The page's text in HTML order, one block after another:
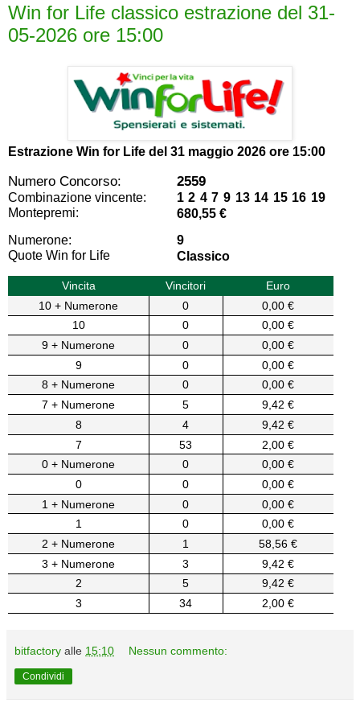
Win for Life classico estrazione del 31-
05-2026 ore 15:00
Estrazione Win for Life del 31 maggio 2026 ore 15:00
Numero Concorso: 2559
Combinazione vincente:
1 2 4 7 9 13 14 15 16 19
Montepremi:
680,55 €
Numerone:
9
Quote Win for Life
Classico
Vincita Vincitori
Euro
10 + Numerone
0
0,00 €
10
0
0,00 €
9 + Numerone
0
0,00 €
9
0
0,00 €
8 + Numerone
0
0,00 €
7 + Numerone
5
9,42 €
8
4
9,42 €
7
53
2,00 €
0 + Numerone
0
0,00 €
0
0
0,00 €
1 + Numerone
0
0,00 €
1
0
0,00 €
2 + Numerone
1
58,56 €
3 + Numerone
3
9,42 €
2
5
9,42 €
3
34 2,00 €
bitfactory alle 15:10 Nessun commento:
Condividi